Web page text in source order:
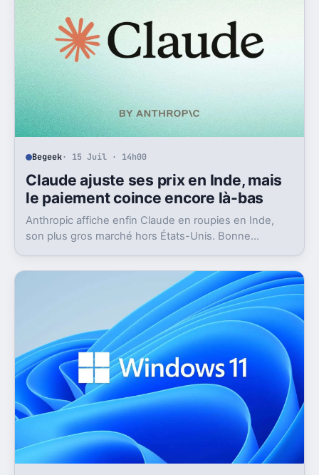
Begeek· 15 Juil · 14h00
Claude ajuste ses prix en Inde, mais
le paiement coince encore là-bas
Anthropic affiche enfin Claude en roupies en Inde,
son plus gros marché hors États-Unis. Bonne
abonnements.